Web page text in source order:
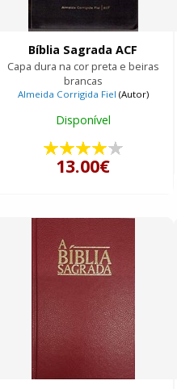
Bíblia Sagrada ACF
Capa dura na cor preta e beiras
brancas
Almeida Corrigida Fiel (Autor)
Disponível
13.00€